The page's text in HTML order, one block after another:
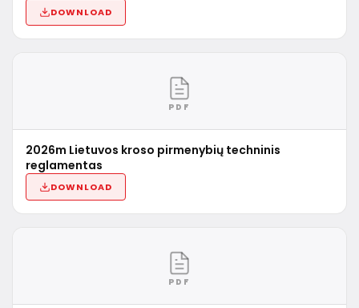
DOWNLOAD
PDF
2026m Lietuvos kroso pirmenybių techninis
reglamentas
DOWNLOAD
PDF